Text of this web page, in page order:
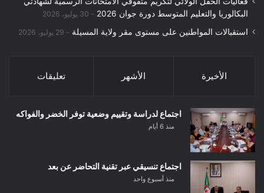
البكالوريا والتعليم المتوسط دورة جوان 2026
30 يوليو، 2026
استقبالات المواطنين على مستوى مقر ولاية المسيلة 29 يوليو، 2026
الأخيرة الأشهر تعليقات
اجتماع لدراسة وتقييم وضعية توفر الخضر والفواكه
منذ 6 أيام
اجتماع تنسيقي عبر تقنية التحاضر عن بعد
منذ أسبوع واحد